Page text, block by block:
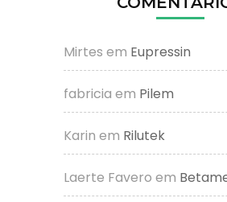
Mirtes em Eupressin
fabricia em Pilem
Karin em Rilutek
Laerte Favero em